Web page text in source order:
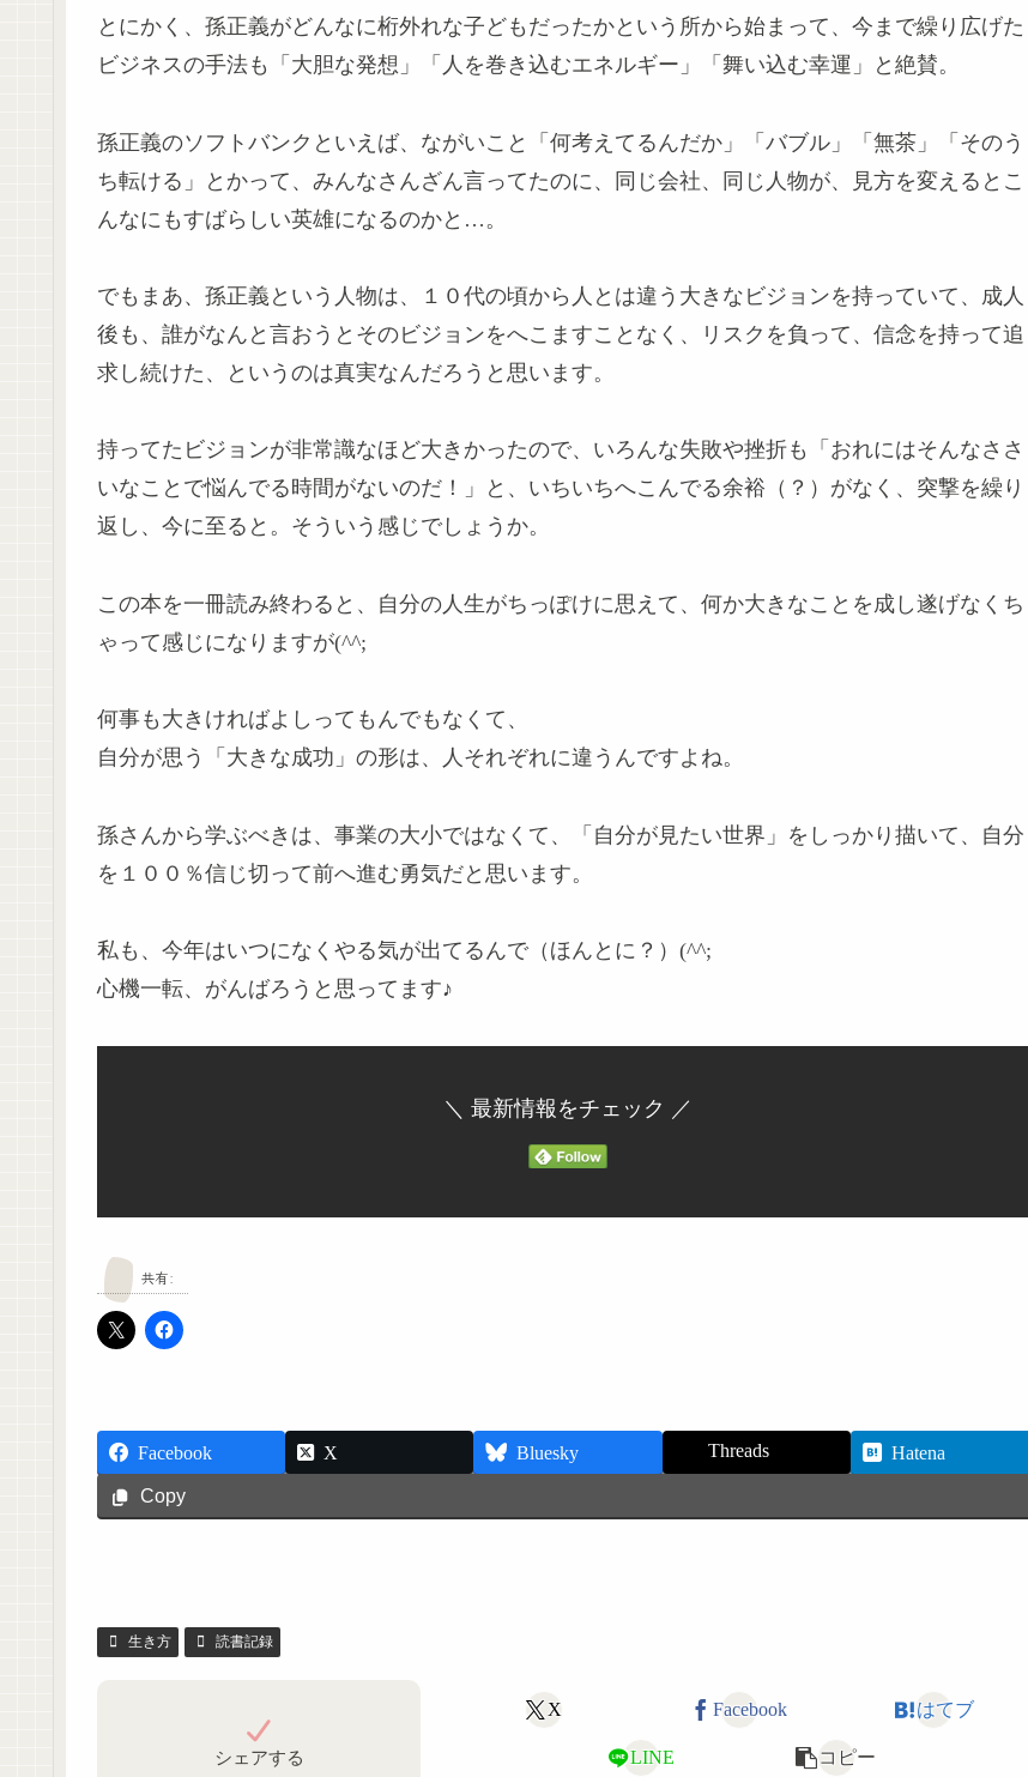
とにかく、孫正義がどんなに桁外れな子どもだったかという所から始まって、今まで繰り広げた
ビジネスの手法も「大胆な発想」「人を巻き込むエネルギー」「舞い込む幸運」と絶賛。
孫正義のソフトバンクといえば、ながいこと「何考えてるんだか」「バブル」「無茶」「そのう
ち転ける」とかって、みんなさんざん言ってたのに、同じ会社、同じ人物が、見方を変えるとこ
んなにもすばらしい英雄になるのかと…。
でもまあ、孫正義という人物は、１０代の頃から人とは違う大きなビジョンを持っていて、成人
後も、誰がなんと言おうとそのビジョンをへこますことなく、リスクを負って、信念を持って追
求し続けた、というのは真実なんだろうと思います。
持ってたビジョンが非常識なほど大きかったので、いろんな失敗や挫折も「おれにはそんなささ
いなことで悩んでる時間がないのだ！」と、いちいちへこんでる余裕（？）がなく、突撃を繰り
返し、今に至ると。そういう感じでしょうか。
この本を一冊読み終わると、自分の人生がちっぽけに思えて、何か大きなことを成し遂げなくち
ゃって感じになりますが(^^;
何事も大きければよしってもんでもなくて、
自分が思う「大きな成功」の形は、人それぞれに違うんですよね。
孫さんから学ぶべきは、事業の大小ではなくて、「自分が見たい世界」をしっかり描いて、自分
を１００％信じ切って前へ進む勇気だと思います。
私も、今年はいつになくやる気が出てるんで（ほんとに？）(^^;
心機一転、がんばろうと思ってます♪
＼ 最新情報をチェック ／
共有:
Facebook X Bluesky Threads
Hatena
Copy
生き方 読書記録
シェアする
X Facebook はてブ
LINE コピー